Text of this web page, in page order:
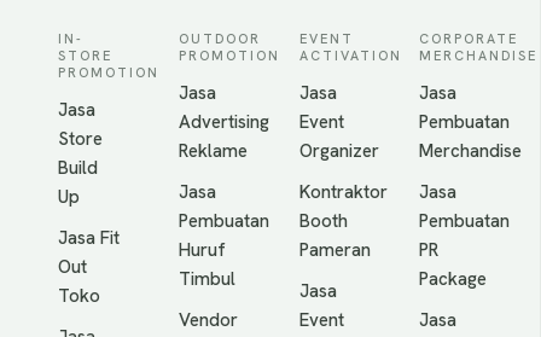
IN-
STORE
PROMOTION
Jasa
Store
Build
Up
Jasa Fit
Out
Toko
OUTDOOR
PROMOTION
Jasa
Advertising
Reklame
Jasa
Pembuatan
Huruf
Timbul
Vendor
EVENT
ACTIVATION
Jasa
Event
Organizer
Kontraktor
Booth
Pameran
Jasa
Event
CORPORATE
MERCHANDISE
Jasa
Pembuatan
Merchandise
Jasa
Pembuatan
PR
Package
Jasa